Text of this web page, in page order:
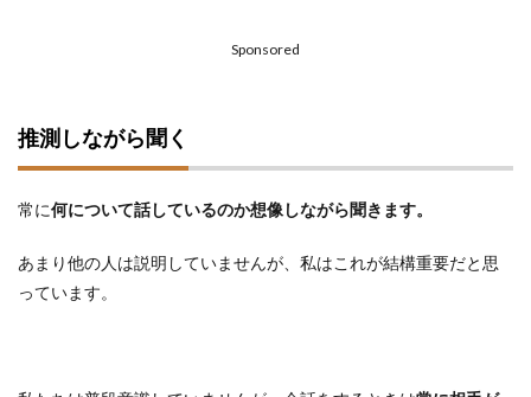
Sponsored
推測しながら聞く
常に何について話しているのか想像しながら聞きます。
あまり他の人は説明していませんが、私はこれが結構重要だと思
っています。